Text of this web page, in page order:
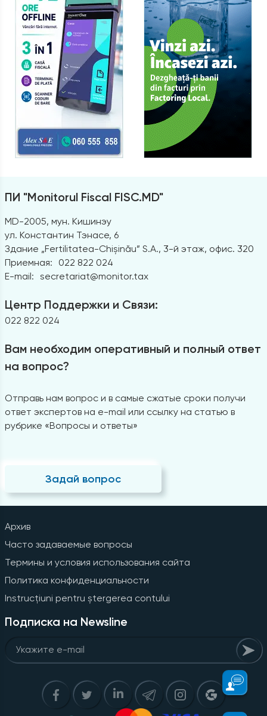
ПИ "Monitorul Fiscal FISC.MD"
MD-2005, мун. Кишинэу
ул. Константин Тэнасе, 6
Здание „Fertilitatea-Chișinău” S.A., 3-й этаж, офис. 320
Приемная:
022 822 024
E-mail: secretariat@monitor.tax
Центр Поддержки и Связи:
022 822 024
Вам необходим оперативный и полный ответ
на вопрос?
Отправь нам вопрос и в самые сжатые сроки получи
ответ экспертов на e-mail или ссылку на статью в
рубрике «Вопросы и ответы»
Задай вопрос
Архив
Часто задаваемые вопросы
Термины и условия использования сайта
Политика конфиденциальности
Instrucțiuni pentru ștergerea contului
Подписка на Newsline